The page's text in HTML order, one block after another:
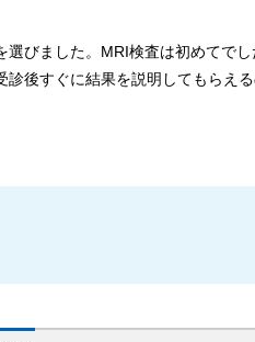
選びました。MRI検査は初めてで
後すぐに結果を説明してもらえ